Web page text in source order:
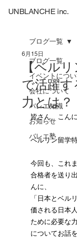
UNBLANCHE inc.
ブログ一覧
イベントにつ
会社について
バレエ知識
お知らせ
バレエ塾
ブログ一覧
【ベル
で活躍す
力とは？
6月15日
皆さん、こん
ベルリン留学
今回も、これ
合格者を送り
んに、
「日本とベル
価される日本
ために必要な力
についてお話